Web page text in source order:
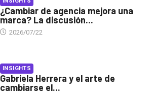
¿Cambiar de agencia mejora una
marca? La discusión...
2026/07/22
INSIGHTS
Gabriela Herrera y el arte de
cambiarse el...